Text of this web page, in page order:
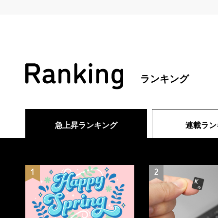
ランキング
急上昇ランキング 連載ラ